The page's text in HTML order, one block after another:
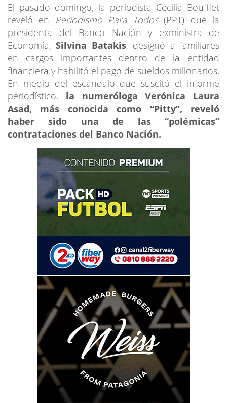
El pasado domingo, la periodista Cecilia Boufflet
reveló en
Periodismo Para Todos(PPT) que la
presidenta del Banco Nación y exministra de
Economía,Silvina Batakis, designó a familiares
en cargos importantes dentro de la entidad
financiera y habilitó el pago de sueldos millonarios.
En medio del escándalo que suscitó el informe
periodístico, la numeróloga Verónica Laura
Asad, más conocida como “Pitty”, reveló
haber sido una de las “polémicas”
contrataciones del Banco Nación.